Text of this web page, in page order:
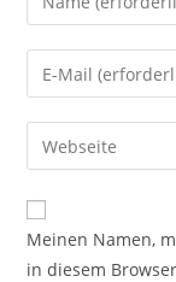
Meinen Namen,
in diesem